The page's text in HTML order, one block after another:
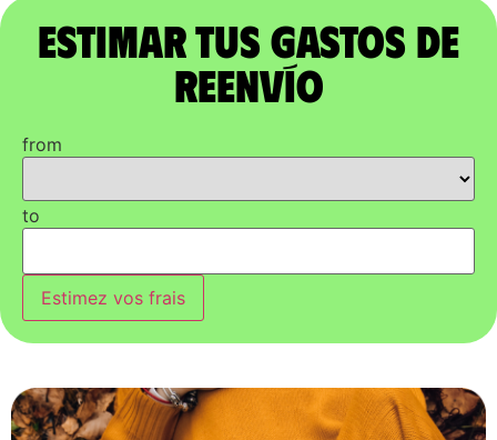
Estimar tus gastos de
reenvío
from
to
Estimez vos frais